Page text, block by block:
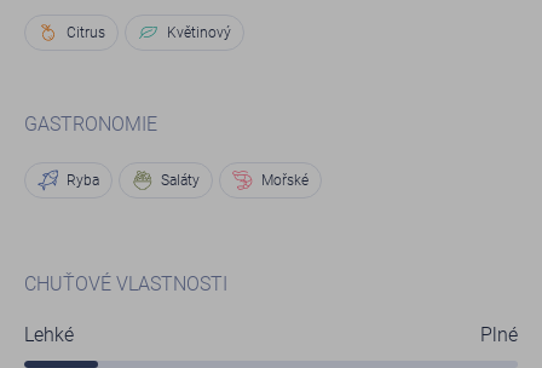
tradičními odrůdami a charakteristickým stylem.
Citrus Květinový
GASTRONOMIE
Ryba Saláty Mořské
CHUŤOVÉ VLASTNOSTI
Lehké Plné